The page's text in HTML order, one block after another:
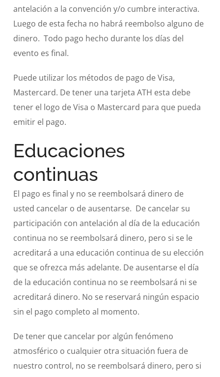
antelación a la convención y/o cumbre interactiva.
Luego de esta fecha no habrá reembolso alguno de
dinero. Todo pago hecho durante los días del
evento es final.
Puede utilizar los métodos de pago de Visa,
Mastercard. De tener una tarjeta ATH esta debe
tener el logo de Visa o Mastercard para que pueda
emitir el pago.
Educaciones
continuas
El pago es final y no se reembolsará dinero de
usted cancelar o de ausentarse. De cancelar su
participación con antelación al día de la educación
continua no se reembolsará dinero, pero si se le
acreditará a una educación continua de su elección
que se ofrezca más adelante. De ausentarse el día
de la educación continua no se reembolsará ni se
acreditará dinero. No se reservará ningún espacio
sin el pago completo al momento.
De tener que cancelar por algún fenómeno
atmosférico o cualquier otra situación fuera de
nuestro control, no se reembolsará dinero, pero si